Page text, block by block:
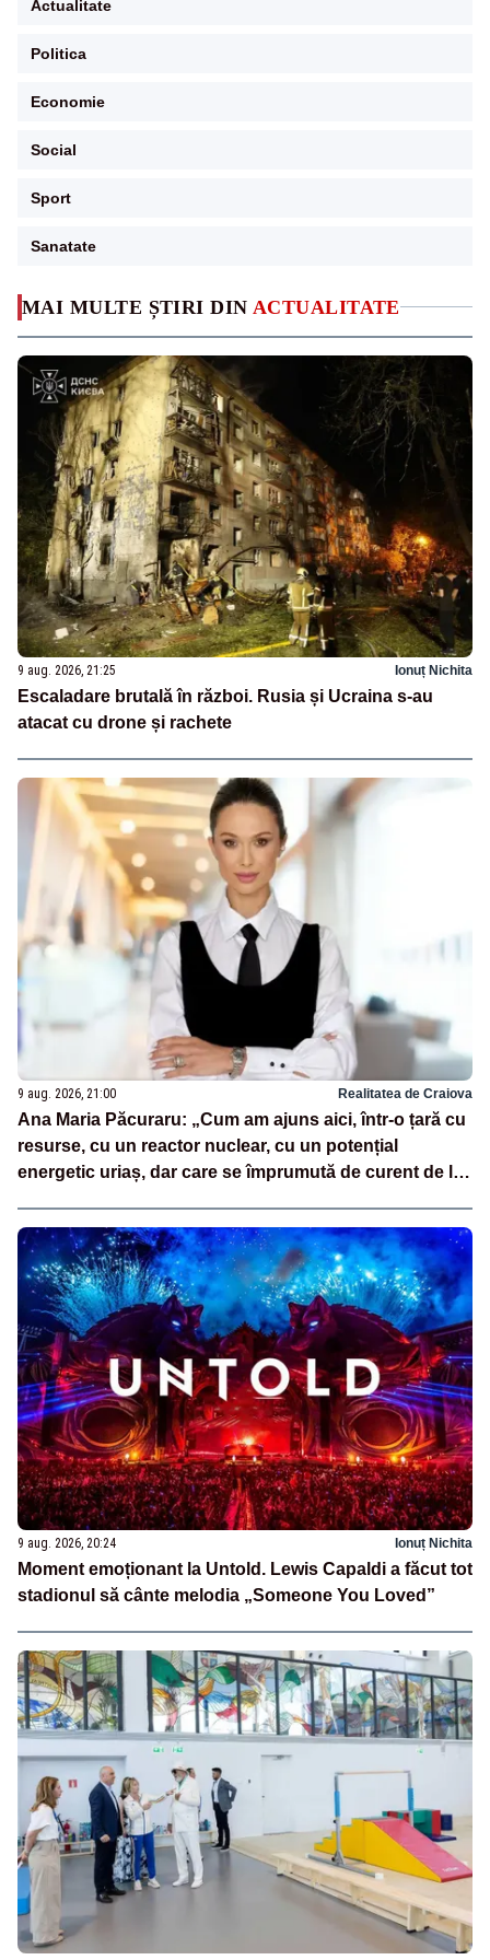
MAI MULTE ȘTIRI DIN ACTUALITATE
9 aug. 2026, 21:25 Ionuț Nichita
Escaladare brutală în război. Rusia și Ucraina s-au
atacat cu drone și rachete
9 aug. 2026, 21:00 Realitatea de Craiova
Ana Maria Păcuraru: „Cum am ajuns aici, într-o țară cu
resurse, cu un reactor nuclear, cu un potențial
energetic uriaș, dar care se împrumută de curent de la
9 aug. 2026, 20:24 Ionuț Nichita
Moment emoționant la Untold. Lewis Capaldi a făcut tot
stadionul să cânte melodia „Someone You Loved”
Actualitate
Politica
Economie
Social
Sport
Sanatate